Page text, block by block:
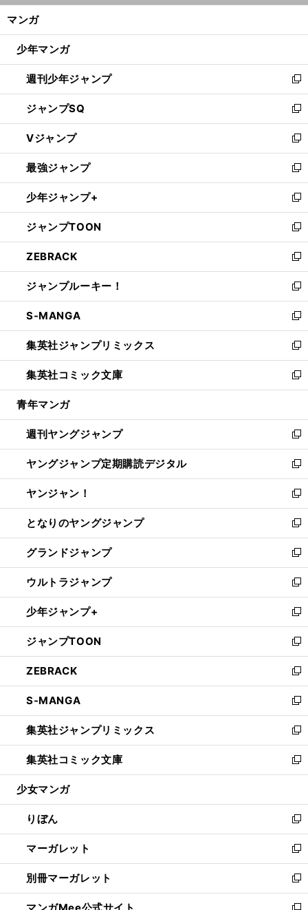
ン
ウ
開
く
マンガ
少年マンガ
週刊少年ジャンプ
新
し
い
ウ
ィ
ン
ド
ウ
で
開
く
ジャンプSQ
新
し
い
ウ
ィ
ン
ド
ウ
で
開
く
Vジャンプ
新
し
い
ウ
ィ
ン
ド
ウ
で
開
く
最強ジャンプ
新
し
い
ウ
ィ
ン
ド
ウ
で
開
く
少年ジャンプ+
新
し
い
ウ
ィ
ン
ド
ウ
で
開
く
ジャンプTOON
新
し
い
ウ
ィ
ン
ド
ウ
で
開
く
ZEBRACK
新
し
い
ウ
ィ
ン
ド
ウ
で
開
ジャンプルーキー！
新
し
い
ウ
ィ
ン
ド
ウ
開
く
S-MANGA
新
し
い
ウ
ィ
ン
ウ
で
開
く
集英社ジャンプリミックス
新
し
い
ウ
ン
ド
ウ
で
開
く
集英社コミック文庫
新
し
ウ
ィ
ン
ド
ウ
で
開
く
青年マンガ
週刊ヤングジャンプ
新
し
い
ウ
ィ
ン
ド
ウ
で
開
く
ヤングジャンプ定期購読デジタル
新
し
い
ウ
ィ
ン
ド
ウ
で
開
く
ヤンジャン！
新
し
い
ウ
ィ
ン
ド
ウ
で
開
く
となりのヤングジャンプ
新
し
い
ウ
ィ
ン
ド
ウ
で
開
く
グランドジャンプ
新
し
い
ウ
ィ
ン
ド
ウ
で
開
く
ウルトラジャンプ
新
し
い
ウ
ィ
ン
ド
ウ
で
開
く
少年ジャンプ+
新
し
い
ウ
ィ
ン
ド
ウ
で
開
く
ジャンプTOON
新
し
い
ウ
ィ
ン
ド
ウ
で
開
ZEBRACK
新
し
い
ウ
ィ
ン
ド
ウ
開
く
S-MANGA
新
し
い
ウ
ィ
ン
ウ
で
開
く
集英社ジャンプリミックス
新
し
い
ウ
ン
ド
ウ
で
開
く
集英社コミック文庫
新
し
ウ
ィ
ン
ド
ウ
で
開
く
少女マンガ
りぼん
新
し
い
ウ
ィ
ン
マーガレット
新
し
い
ウ
別冊マーガレット
新
し